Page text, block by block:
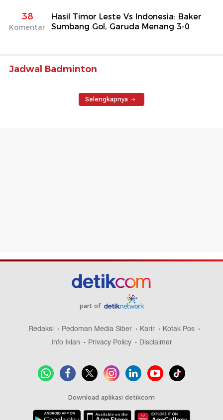
38
Komentar
Hasil Timor Leste Vs Indonesia: Baker
Sumbang Gol, Garuda Menang 3-0
Jadwal Badminton
Selengkapnya
part of
Redaksi Pedoman Media Siber Karir
Kotak Pos
Info Iklan
Privacy Policy Disclaimer
Download aplikasi detikcom